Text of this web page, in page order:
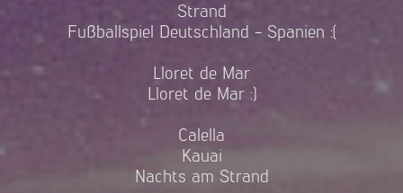
Strand
Fußballspiel Deutschland - Spanien :(
Lloret de Mar
Lloret de Mar :)
Calella
Kauai
Nachts am Strand